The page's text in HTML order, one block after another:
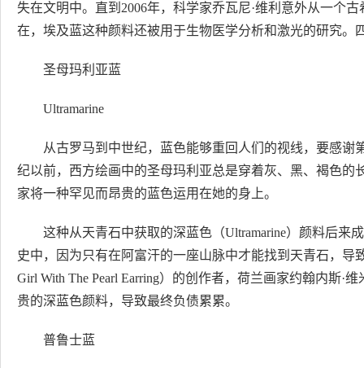
失在文明中。直到2006年，科学家乔瓦尼·维利意外从一个
在，埃及蓝这种颜料还被用于生物医学分析和激光的研究。
圣母玛利亚蓝
Ultramarine
从古罗马到中世纪，蓝色能够重回人们的视线，要感
纪以前，西方绘画中的圣母玛利亚总是穿着灰、黑、褐色
家将一种罕见而昂贵的蓝色运用在她的身上。
这种从天青石中获取的深蓝色（Ultramarine）颜料后来
史中，因为只有在阿富汗的一座山脉中才能找到天青石，导
Girl With The Pearl Earring）的创作者，荷兰画家约翰内斯·
贵的深蓝色颜料，导致最终负债累累。
普鲁士蓝